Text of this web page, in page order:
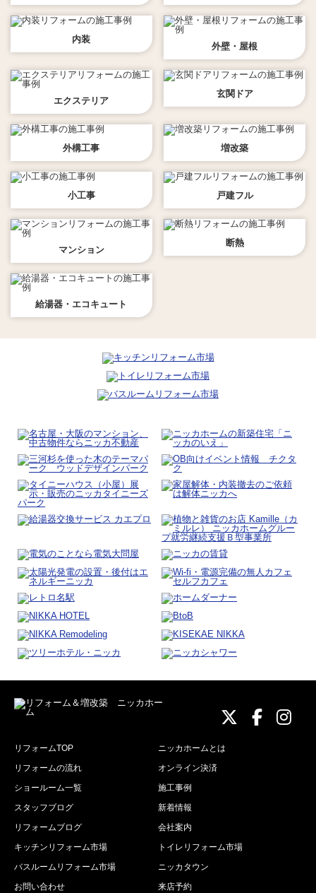
内装
外壁・屋根
エクステリア
玄関ドア
外構工事 増改築
小工事 戸建フル
マンション
断熱
給湯器・エコキュート
ニッカ
ニッニ
リフォームTOP
ニッカホームとは
リフォームの流れ
オンライン決済
ショールーム一覧
施工事例
スタッフブログ
新着情報
リフォームブログ
会社案内
キッチンリフォーム市場
トイレリフォーム市場
バスルームリフォーム市場
ニッカタウン
お問い合わせ
来店予約